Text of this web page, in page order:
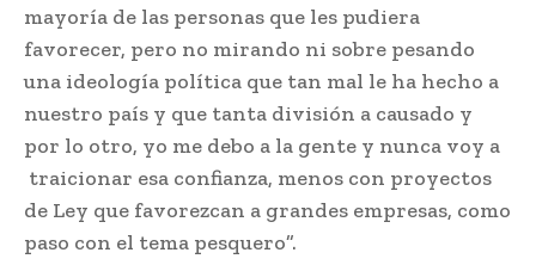
mayoría de las personas que les pudiera
favorecer, pero no mirando ni sobre pesando
una ideología política que tan mal le ha hecho a
nuestro país y que tanta división a causado y
por lo otro, yo me debo a la gente y nunca voy a
traicionar esa confianza, menos con proyectos
de Ley que favorezcan a grandes empresas, como
paso con el tema pesquero”.